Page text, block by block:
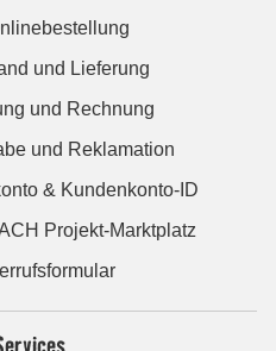
und Lieferung
und Rechnung
und Reklamation
& Kundenkonto-ID
Projekt-Marktplatz